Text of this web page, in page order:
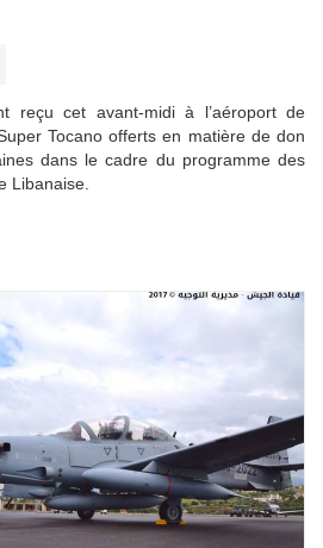
reçu cet avant-midi à l’aéroport de
Tocano offerts en matière de don
dans le cadre du programme des
Libanaise.